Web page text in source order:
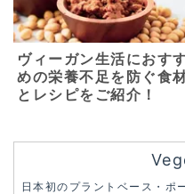
ヴィーガン生活におす
めの栄養不足を防ぐ食
とレシピをご紹介！
日本初のプラントベース・